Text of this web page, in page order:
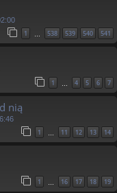
1 538 539 540 541
1 … 4 5 6 7
nią
1 … 11 12 13 14
1 … 16 17 18 19